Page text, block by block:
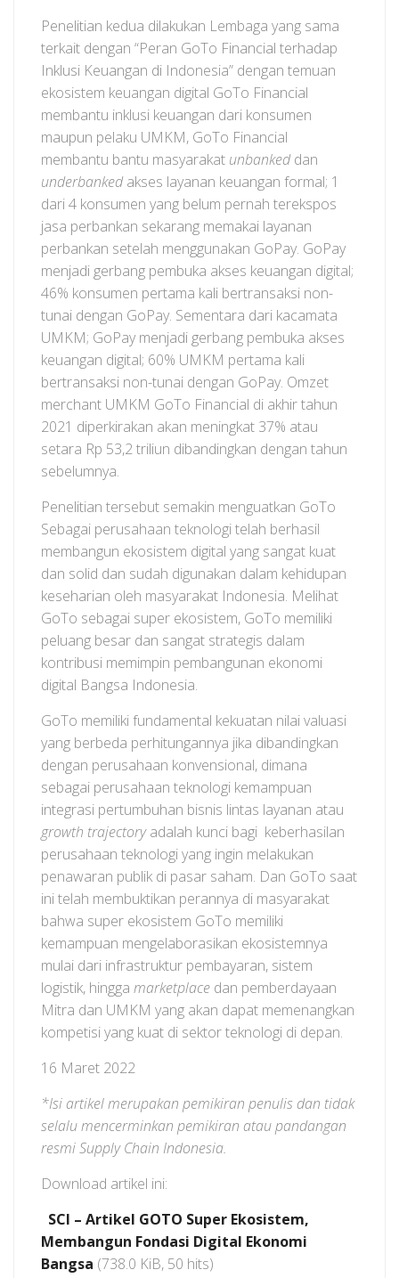
Penelitian kedua dilakukan Lembaga yang sama
terkait dengan “Peran GoTo Financial terhadap
Inklusi Keuangan di Indonesia” dengan temuan
ekosistem keuangan digital GoTo Financial
membantu inklusi keuangan dari konsumen
maupun pelaku UMKM, GoTo Financial
membantu bantu masyarakat unbankeddan
underbankedakses layanan keuangan formal; 1
dari 4 konsumen yang belum pernah terekspos
jasa perbankan sekarang memakai layanan
perbankan setelah menggunakan GoPay. GoPay
menjadi gerbang pembuka akses keuangan digital;
46% konsumen pertama kali bertransaksi non-
tunai dengan GoPay. Sementara dari kacamata
UMKM; GoPay menjadi gerbang pembuka akses
keuangan digital; 60% UMKM pertama kali
bertransaksi non-tunai dengan GoPay. Omzet
merchant UMKM GoTo Financial di akhir tahun
2021 diperkirakan akan meningkat 37% atau
setara Rp 53,2 triliun dibandingkan dengan tahun
sebelumnya.
Penelitian tersebut semakin menguatkan GoTo
Sebagai perusahaan teknologi telah berhasil
membangun ekosistem digital yang sangat kuat
dan solid dan sudah digunakan dalam kehidupan
keseharian oleh masyarakat Indonesia. Melihat
GoTo sebagai super ekosistem, GoTo memiliki
peluang besar dan sangat strategis dalam
kontribusi memimpin pembangunan ekonomi
digital Bangsa Indonesia.
GoTo memiliki fundamental kekuatan nilai valuasi
yang berbeda perhitungannya jika dibandingkan
dengan perusahaan konvensional, dimana
sebagai perusahaan teknologi kemampuan
integrasi pertumbuhan bisnis lintas layanan atau
growth trajectoryadalah kunci bagi keberhasilan
perusahaan teknologi yang ingin melakukan
penawaran publik di pasar saham. Dan GoTo saat
ini telah membuktikan perannya di masyarakat
bahwa super ekosistem GoTo memiliki
kemampuan mengelaborasikan ekosistemnya
mulai dari infrastruktur pembayaran, sistem
logistik, hingga marketplace dan pemberdayaan
Mitra dan UMKM yang akan dapat memenangkan
kompetisi yang kuat di sektor teknologi di depan.
16 Maret 2022
*Isi artikel merupakan pemikiran penulis dan tidak
selalu mencerminkan pemikiran atau pandangan
resmi Supply Chain Indonesia.
Download artikel ini:
SCI – Artikel GOTO Super Ekosistem,
Membangun Fondasi Digital Ekonomi
Bangsa (738.0 KiB, 50 hits)